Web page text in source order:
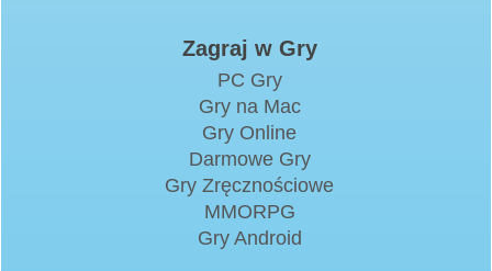
Zagraj w Gry
PC Gry
Gry na Mac
Gry Online
Darmowe Gry
Gry Zręcznościowe
MMORPG
Gry Android